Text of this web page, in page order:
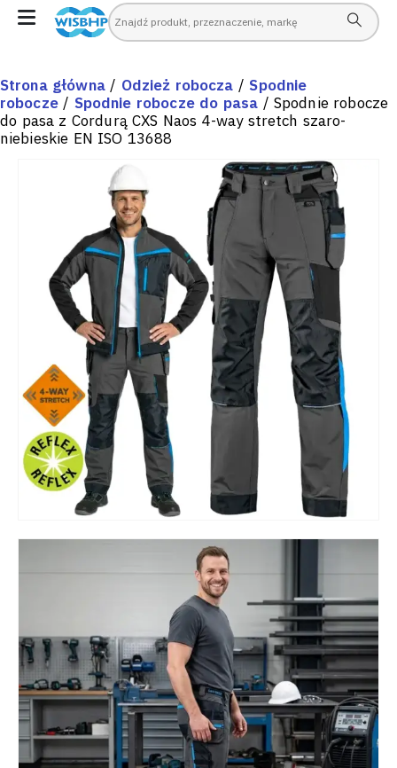
Strona główna/ Odzież robocza / Spodnie
robocze/ Spodnie robocze do pasa / Spodnie robocze
do pasa z Cordurą CXS Naos 4-way stretch szaro-
niebieskie EN ISO 13688